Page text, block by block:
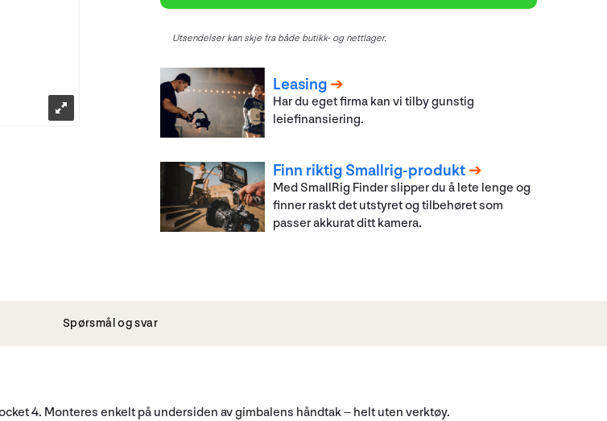
Utsendelser kan skje fra både butikk- og nettlager.
Leasing
Har du eget firma kan vi tilby gunstig
leiefinansiering.
Finn riktig Smallrig-produkt
Med SmallRig Finder slipper du å lete lenge og
finner raskt det utstyret og tilbehøret som
passer akkurat ditt kamera.
Spørsmål og svar
4. Monteres enkelt på undersiden av gimbalens håndtak – helt uten verktøy.